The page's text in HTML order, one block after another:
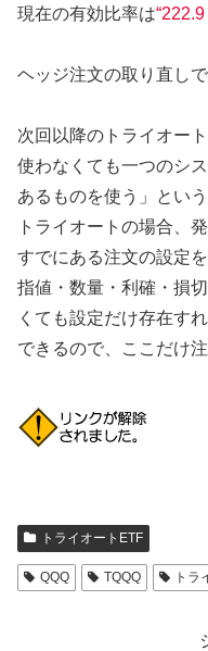
現在の有効比率は“222.9
ヘッジ注文の取り直しで
次回以降のトライオー
使わなくても一つのシ
あるものを使う」という
トライオートの場合、
すでにある注文の設定
指値・数量・利確・損
くても設定だけ存在す
できるので、ここだけ
トライオートETF
QQQ TQQQ トラ